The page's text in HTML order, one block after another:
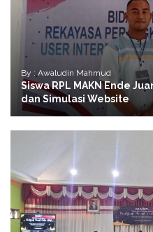
By : Awaludin Mahmud
Siswa RPL MAKN Ende
dan Simulasi Website